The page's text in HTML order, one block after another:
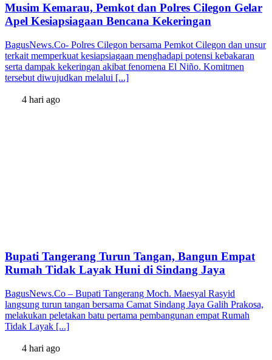
Musim Kemarau, Pemkot dan Polres Cilegon Gelar
Apel Kesiapsiagaan Bencana Kekeringan
BagusNews.Co- Polres Cilegon bersama Pemkot Cilegon dan unsur
terkait memperkuat kesiapsiagaan menghadapi potensi kebakaran
serta dampak kekeringan akibat fenomena El Niño. Komitmen
tersebut diwujudkan melalui [...]
4 hari ago
Bupati Tangerang Turun Tangan, Bangun Empat
Rumah Tidak Layak Huni di Sindang Jaya
BagusNews.Co – Bupati Tangerang Moch. Maesyal Rasyid
langsung turun tangan bersama Camat Sindang Jaya Galih Prakosa,
melakukan peletakan batu pertama pembangunan empat Rumah
Tidak Layak [...]
4 hari ago